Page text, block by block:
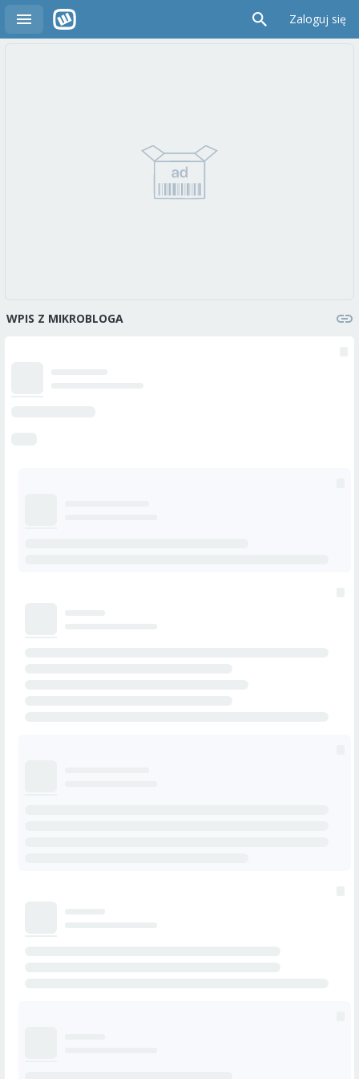
Zaloguj się
WPIS Z MIKROBLOGA